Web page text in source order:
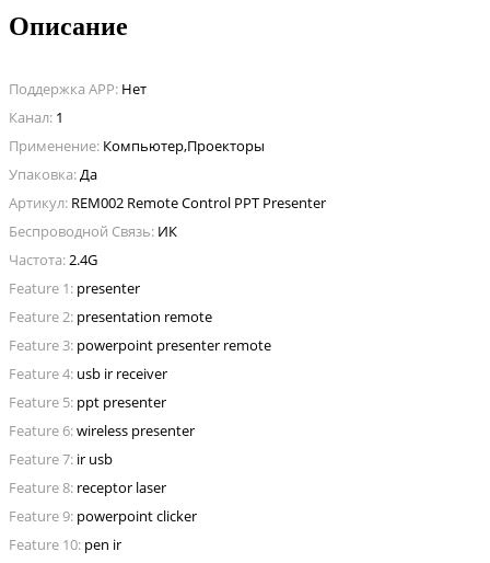
Описание
Поддержка APP: Нет
Канал: 1
Применение: Компьютер,Проекторы
Упаковка:Да
Артикул: REM002 Remote Control PPT Presenter
Беспроводной Связь: ИК
Частота:2.4G
Feature 1: presenter
Feature 2: presentation remote
Feature 3: powerpoint presenter remote
Feature 4: usb ir receiver
Feature 5: ppt presenter
Feature 6:wireless presenter
Feature 7: ir usb
Feature 8: receptor laser
Feature 9: powerpoint clicker
Feature 10: pen ir